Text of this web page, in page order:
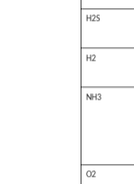
H2S
Н2
NH3
О2